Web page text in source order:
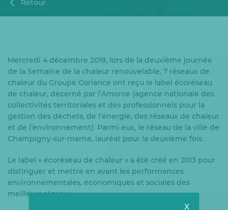
Retour
Mercredi 4 décembre 2019, lors de la deuxième journée
de la Semaine de la chaleur renouvelable, 7 réseaux de
chaleur du Groupe Coriance ont reçu le label écoréseau
de chaleur, décerné par l’Amorce (agence nationale des
collectivités territoriales et des professionnels pour la
gestion des déchets, de l’énergie, des réseaux de chaleur
et de l’environnement). Parmi eux, le réseau de la ville de
Champigny-sur-marne, lauréat pour la deuxième fois.
Le label « écoréseau de chaleur » a été créé en 2013 pour
distinguer et mettre en avant les performances
environnementales, économiques et sociales des
meilleurs réseaux.
X